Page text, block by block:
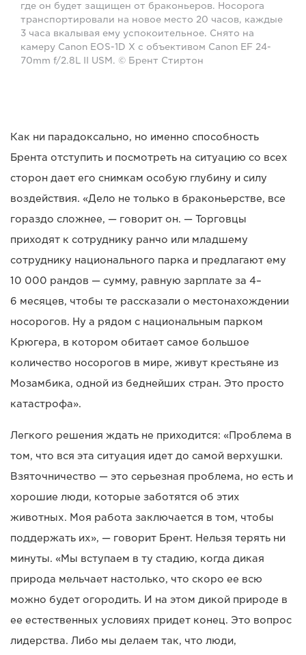
где он будет защищен от браконьеров. Носорога
транспортировали на новое место 20 часов, каждые
3 часа вкалывая ему успокоительное. Снято на
камеру Canon EOS-1D X с объективом Canon EF 24-
70mm f/2.8L II USM. © Брент Стиртон
Как ни парадоксально, но именно способность
Брента отступить и посмотреть на ситуацию со всех
сторон дает его снимкам особую глубину и силу
воздействия. «Дело не только в браконьерстве, все
гораздо сложнее, — говорит он. — Торговцы
приходят к сотруднику ранчо или младшему
сотруднику национального парка и предлагают ему
10 000 рандов — сумму, равную зарплате за 4–
6 месяцев, чтобы те рассказали о местонахождении
носорогов. Ну а рядом с национальным парком
Крюгера, в котором обитает самое большое
количество носорогов в мире, живут крестьяне из
Мозамбика, одной из беднейших стран. Это просто
катастрофа».
Легкого решения ждать не приходится: «Проблема в
том, что вся эта ситуация идет до самой верхушки.
Взяточничество — это серьезная проблема, но есть и
хорошие люди, которые заботятся об этих
животных. Моя работа заключается в том, чтобы
поддержать их», — говорит Брент. Нельзя терять ни
минуты. «Мы вступаем в ту стадию, когда дикая
природа мельчает настолько, что скоро ее всю
можно будет огородить. И на этом дикой природе в
ее естественных условиях придет конец. Это вопрос
лидерства. Либо мы делаем так, что люди,